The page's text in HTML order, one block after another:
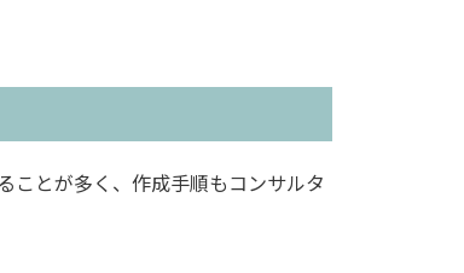
ことが多く、作成手順もコンサルタ